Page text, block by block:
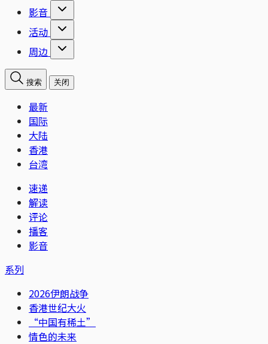
影音
活动
周边
搜索 关闭
最新
国际
大陆
香港
台湾
速递
解读
评论
播客
影音
系列
2026伊朗战争
香港世纪大火
“中国有稀土”
情色的未来